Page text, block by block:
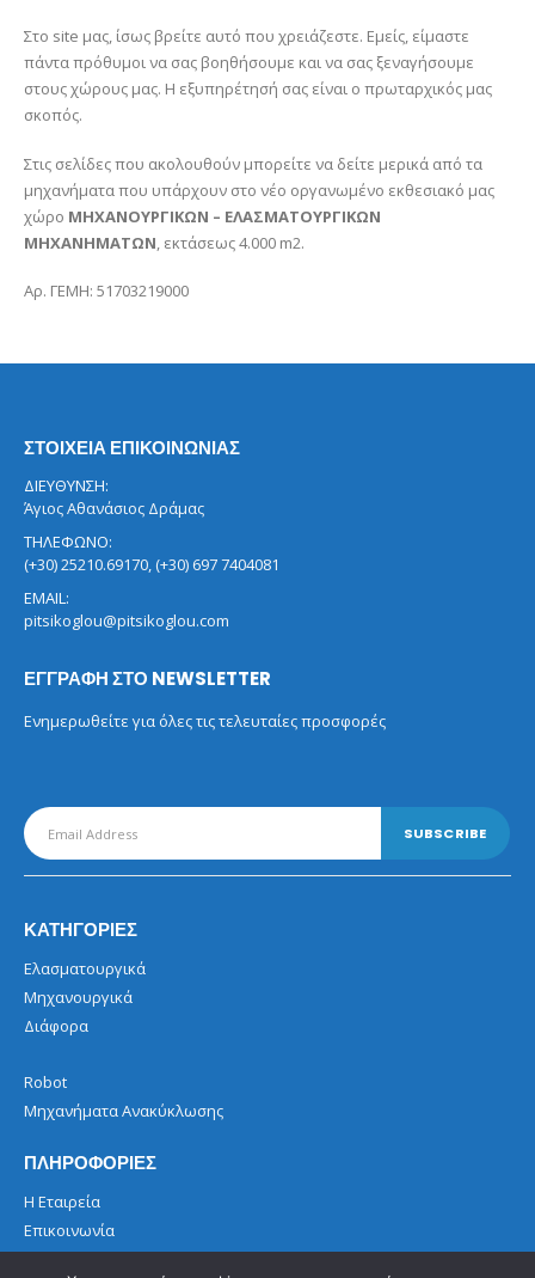
Στο site μας, ίσως βρείτε αυτό που χρειάζεστε. Εμείς, είμαστε
πάντα πρόθυμοι να σας βοηθήσουμε και να σας ξεναγήσουμε
στους χώρους μας. Η εξυπηρέτησή σας είναι ο πρωταρχικός μας
σκοπός.
Στις σελίδες που ακολουθούν μπορείτε να δείτε μερικά από τα
μηχανήματα που υπάρχουν στο νέο οργανωμένο εκθεσιακό μας
χώρο ΜΗΧΑΝΟΥΡΓΙΚΩΝ – ΕΛΑΣΜΑΤΟΥΡΓΙΚΩΝ
ΜΗΧΑΝΗΜΑΤΩΝ, εκτάσεως 4.000 m2.
Αρ. ΓΕΜΗ: 51703219000
ΣΤΟΙΧΕΙΑ ΕΠΙΚΟΙΝΩΝΙΑΣ
ΔΙΕΥΘΥΝΣΗ:
Άγιος Αθανάσιος Δράμας
ΤΗΛΕΦΩΝΟ:
(+30) 25210.69170, (+30) 697 7404081
EMAIL:
pitsikoglou@pitsikoglou.com
ΕΓΓΡΑΦΗ ΣΤΟ NEWSLETTER
Ενημερωθείτε για όλες τις τελευταίες προσφορές
ΚΑΤΗΓΟΡΙΕΣ
Ελασματουργικά
Μηχανουργικά
Διάφορα
Robot
Μηχανήματα Ανακύκλωσης
ΠΛΗΡΟΦΟΡΙΕΣ
Η Εταιρεία
Επικοινωνία
Όροι Χρήσης